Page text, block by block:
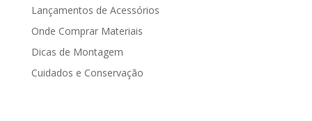
Lançamentos de Acessórios
Onde Comprar Materiais
Dicas de Montagem
Cuidados e Conservação